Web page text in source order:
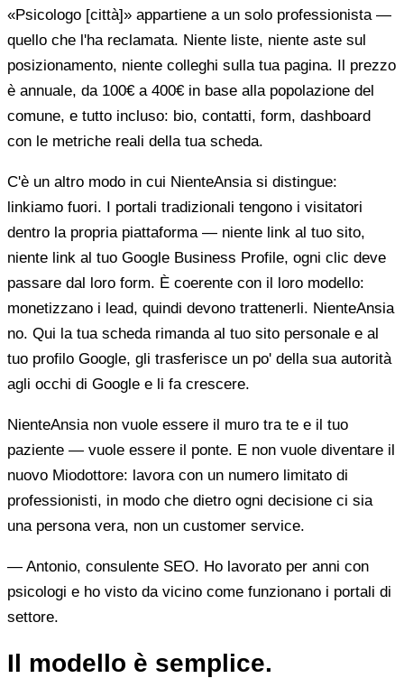
«Psicologo [città]» appartiene a un solo professionista —
quello che l'ha reclamata. Niente liste, niente aste sul
posizionamento, niente colleghi sulla tua pagina. Il prezzo
è annuale, da 100€ a 400€ in base alla popolazione del
comune, e tutto incluso: bio, contatti, form, dashboard
con le metriche reali della tua scheda.
C'è un altro modo in cui NienteAnsia si distingue:
linkiamo fuori. I portali tradizionali tengono i visitatori
dentro la propria piattaforma — niente link al tuo sito,
niente link al tuo Google Business Profile, ogni clic deve
passare dal loro form. È coerente con il loro modello:
monetizzano i lead, quindi devono trattenerli. NienteAnsia
no. Qui la tua scheda rimanda al tuo sito personale e al
tuo profilo Google, gli trasferisce un po' della sua autorità
agli occhi di Google e li fa crescere.
NienteAnsia non vuole essere il muro tra te e il tuo
paziente — vuole essere il ponte. E non vuole diventare il
nuovo Miodottore: lavora con un numero limitato di
professionisti, in modo che dietro ogni decisione ci sia
una persona vera, non un customer service.
— Antonio, consulente SEO. Ho lavorato per anni con
psicologi e ho visto da vicino come funzionano i portali di
settore.
Il modello è semplice.